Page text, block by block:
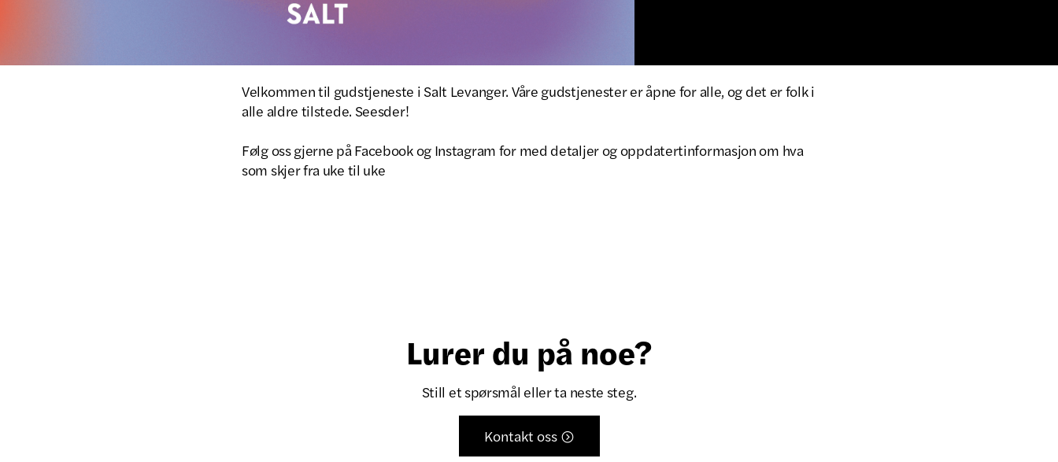
Velkommen til gudstjeneste i Salt Levanger. Våre gudstjenester er åpne for alle, og det er folk i
alle aldre tilstede. Seesder!
Følg oss gjerne på Facebook og Instagram for med detaljer og oppdatertinformasjon om hva
som skjer fra uke til uke
Lurer du på noe?
Still et spørsmål eller ta neste steg.
Kontakt oss 